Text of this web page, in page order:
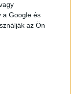
a Google és
az Ön
szépség